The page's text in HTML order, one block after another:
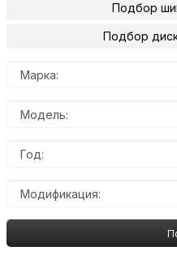
Подбор
Подбор